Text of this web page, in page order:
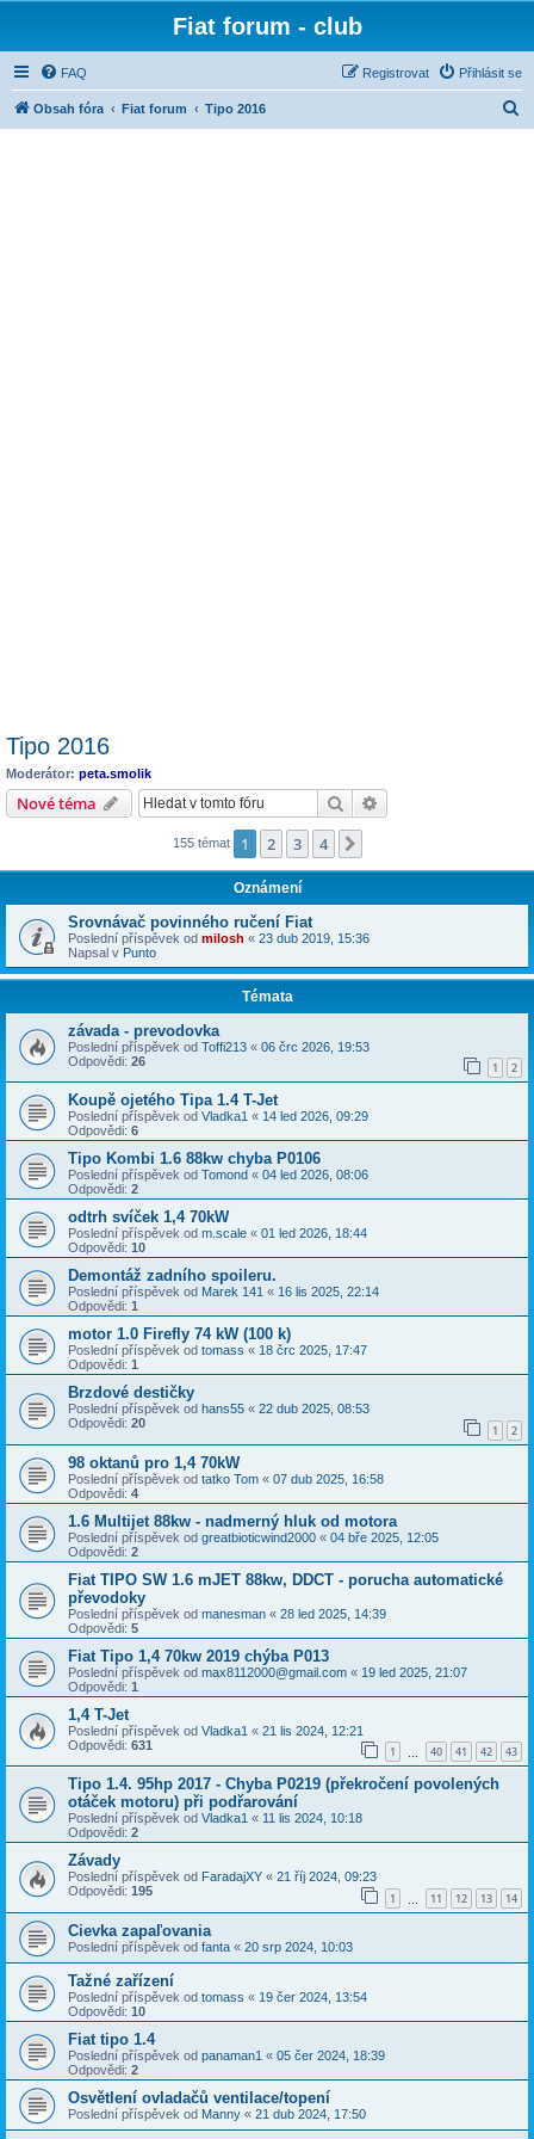
Fiat forum - club
FAQ Přihlásit se
Registrovat
Obsah fóra Fiat forum Tipo 2016
Tipo 2016
Moderátor: peta.smolik
Nové téma Hledat
155 témat 1 2 3 4
Oznámení
Srovnávač povinného ručení Fiat
Poslední příspěvek od milosh « 23 dub 2019, 15:36
Napsal v Punto
Témata
závada - prevodovka
Poslední příspěvek od Toffi213 « 06 črc 2026, 19:53
Odpovědi: 26 1 2
Koupě ojetého Tipa 1.4 T-Jet
Poslední příspěvek od Vladka1 « 14 led 2026, 09:29
Odpovědi: 6
Tipo Kombi 1.6 88kw chyba P0106
Poslední příspěvek od Tomond « 04 led 2026, 08:06
Odpovědi: 2
odtrh svíček 1,4 70kW
Poslední příspěvek od m.scale « 01 led 2026, 18:44
Odpovědi: 10
Demontáž zadního spoileru.
Poslední příspěvek od Marek 141 « 16 lis 2025, 22:14
Odpovědi: 1
motor 1.0 Firefly 74 kW (100 k)
Poslední příspěvek od tomass « 18 črc 2025, 17:47
Odpovědi: 1
Brzdové destičky
Poslední příspěvek od hans55 « 22 dub 2025, 08:53
Odpovědi: 20 1 2
98 oktanů pro 1,4 70kW
Poslední příspěvek od tatko Tom « 07 dub 2025, 16:58
Odpovědi: 4
1.6 Multijet 88kw - nadmerný hluk od motora
Poslední příspěvek od greatbioticwind2000 « 04 bře 2025, 12:05
Odpovědi: 2
Fiat TIPO SW 1.6 mJET 88kw, DDCT - porucha automatické
převodoky
Poslední příspěvek od manesman « 28 led 2025, 14:39
Odpovědi: 5
Fiat Tipo 1,4 70kw 2019 chýba P013
Poslední příspěvek od max8112000@gmail.com « 19 led 2025, 21:07
Odpovědi: 1
1,4 T-Jet
Poslední příspěvek od Vladka1 « 21 lis 2024, 12:21
Odpovědi: 631 1 40 41 42 43
Tipo 1.4. 95hp 2017 - Chyba P0219 (překročení povolených
otáček motoru) při podřarování
Poslední příspěvek od Vladka1 « 11 lis 2024, 10:18
Odpovědi: 2
Závady
Poslední příspěvek od FaradajXY « 21 říj 2024, 09:23
Odpovědi: 195 1 11 12 13 14
Cievka zapaľovania
Poslední příspěvek od fanta « 20 srp 2024, 10:03
Tažné zařízení
Poslední příspěvek od tomass « 19 čer 2024, 13:54
Odpovědi: 10
Fiat tipo 1.4
Poslední příspěvek od panaman1 « 05 čer 2024, 18:39
Odpovědi: 2
Osvětlení ovladačů ventilace/topení
Poslední příspěvek od Manny « 21 dub 2024, 17:50